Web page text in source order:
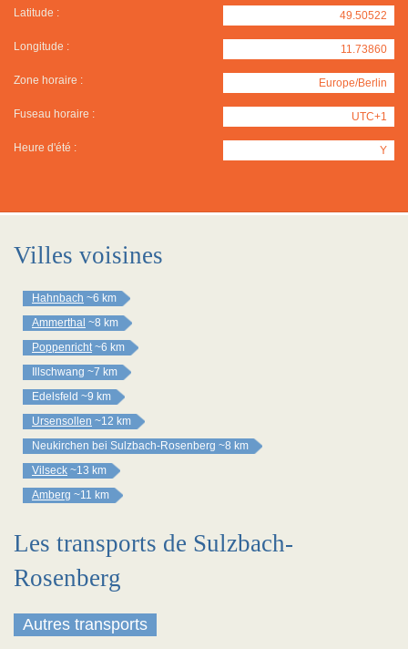
Latitude : 49.50522
Longitude : 11.73860
Zone horaire : Europe/Berlin
Fuseau horaire : UTC+1
Heure d'été : Y
Villes voisines
Hahnbach ~6 km
Ammerthal ~8 km
Poppenricht ~6 km
Illschwang ~7 km
Edelsfeld ~9 km
Ursensollen ~12 km
Neukirchen bei Sulzbach-Rosenberg ~8 km
Vilseck ~13 km
Amberg ~11 km
Les transports de Sulzbach-
Rosenberg
Autres transports